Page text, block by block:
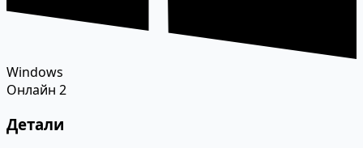
Windows
Онлайн 2
Детали